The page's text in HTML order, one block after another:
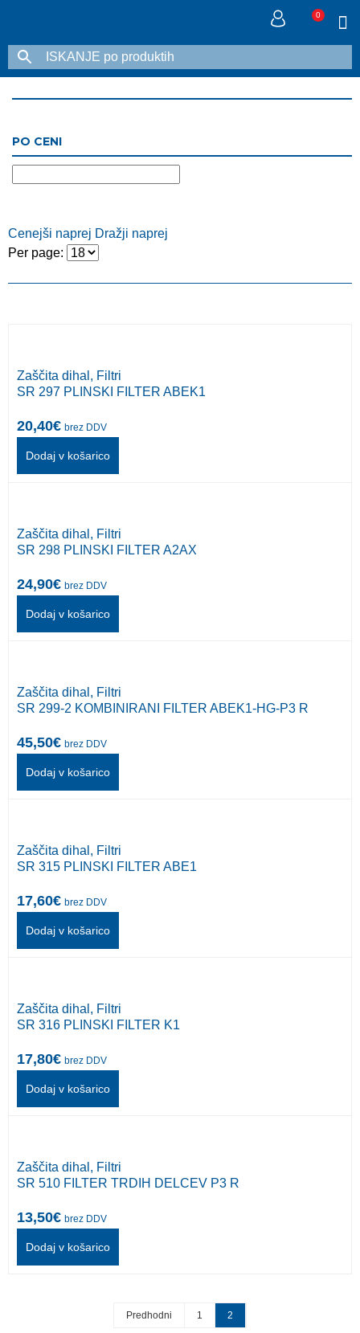
0
PO CENI
Cenejši naprej Dražji naprej
Per page:
Zaščita dihal , Filtri
SR 297 PLINSKI FILTER ABEK1
20,40€ brez DDV
Dodaj v košarico
Zaščita dihal , Filtri
SR 298 PLINSKI FILTER A2AX
24,90€ brez DDV
Dodaj v košarico
Zaščita dihal , Filtri
SR 299-2 KOMBINIRANI FILTER ABEK1-HG-P3 R
45,50€ brez DDV
Dodaj v košarico
Zaščita dihal , Filtri
SR 315 PLINSKI FILTER ABE1
17,60€ brez DDV
Dodaj v košarico
Zaščita dihal , Filtri
SR 316 PLINSKI FILTER K1
17,80€ brez DDV
Dodaj v košarico
Zaščita dihal , Filtri
SR 510 FILTER TRDIH DELCEV P3 R
13,50€ brez DDV
Dodaj v košarico
Predhodni 1 2